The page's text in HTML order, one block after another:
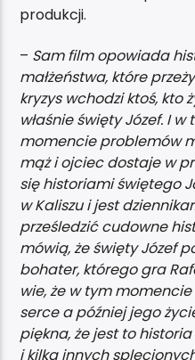
produkcji.
– Sam film opowiada
małżeństwa, które
kryzys wchodzi ktoś, kto
właśnie święty Józef. I
momencie problemów
mąż i ojciec dostaje w
się historiami świętego
w Kaliszu i jest
prześledzić cudowne
mówią, że święty Józef
bohater, którego gra
wie, że w tym
serce a później jego
piękna, że jest to
i kilka innych